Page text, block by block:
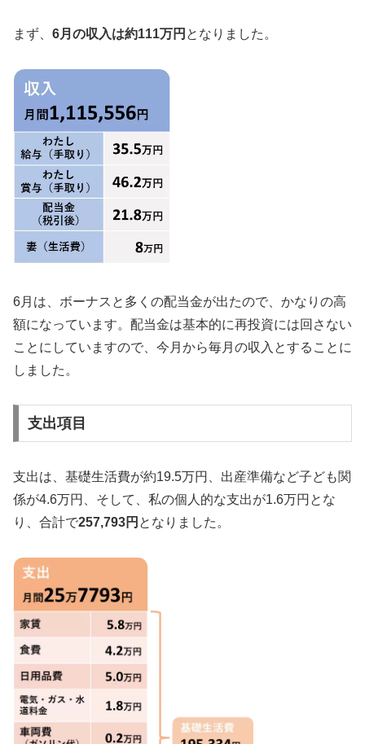
まず、 6月の収入は約111万円 となりました。
6月は、ボーナスと多くの配当金が出たので、かなりの高
額になっています。配当金は基本的に再投資には回さない
ことにしていますので、今月から毎月の収入とすることに
しました。
支出項目
支出は、基礎生活費が約19.5万円、出産準備など子ども関
係が4.6万円、そして、私の個人的な支出が1.6万円とな
り、合計で257,793円 となりました。